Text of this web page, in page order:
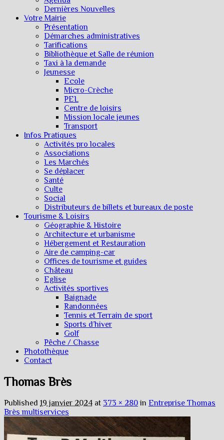
Dernières Nouvelles
Votre Mairie
Présentation
Démarches administratives
Tarifications
Bibliothèque et Salle de réunion
Taxi à la demande
Jeunesse
Ecole
Micro-Crèche
PEL
Centre de loisirs
Mission locale jeunes
Transport
Infos Pratiques
Activités pro locales
Associations
Les Marchés
Se déplacer
Santé
Culte
Social
Distributeurs de billets et bureaux de poste
Tourisme & Loisirs
Géographie & Histoire
Architecture et urbanisme
Hébergement et Restauration
Aire de camping-car
Offices de tourisme et guides
Château
Eglise
Activités sportives
Baignade
Randonnées
Tennis et Terrain de sport
Sports d’hiver
Golf
Pêche / Chasse
Photothèque
Contact
Thomas Brès
Published 19 janvier 2024 at 373 × 280in Entreprise Thomas
Brès multiservices